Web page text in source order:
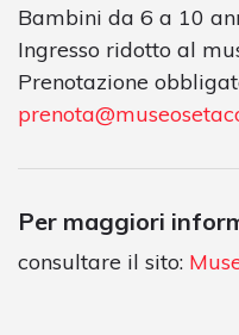
Bambini da 6 a 10
Ingresso ridotto al
Prenotazione
Per maggiori
consultare il sito: